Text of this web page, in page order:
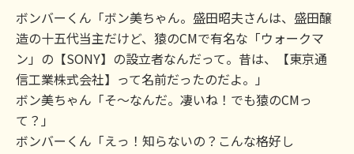
ボンバーくん「ボン美ちゃん。盛田昭夫さんは、盛田醸
造の十五代当主だけど、猿のCMで有名な「ウォークマ
ン」の【SONY】の設立者なんだって。昔は、【東京通
信工業株式会社】って名前だったのだよ。」
ボン美ちゃん「そ～なんだ。凄いね！でも猿のCMっ
て？」
ボンバーくん「えっ！知らないの？こんな格好し